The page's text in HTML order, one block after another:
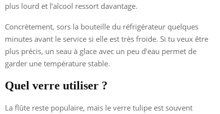
plus lourd et l’alcool ressort davantage.
Concrètement, sors la bouteille du réfrigérateur quelques
minutes avant le service si elle est très froide. Si tu veux être
plus précis, un seau à glace avec un peu d’eau permet de
garder une température stable.
Quel verre utiliser ?
La flûte reste populaire, mais le verre tulipe est souvent